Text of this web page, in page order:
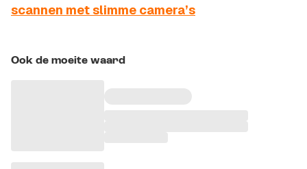
scannen met slimme camera’s
Ook de moeite waard